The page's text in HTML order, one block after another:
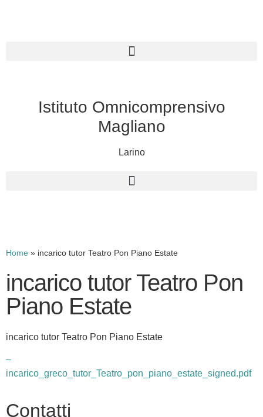
Istituto Omnicomprensivo
Magliano
Larino
Home » incarico tutor Teatro Pon Piano Estate
incarico tutor Teatro Pon
Piano Estate
incarico tutor Teatro Pon Piano Estate
–
incarico_greco_tutor_Teatro_pon_piano_estate_signed.pdf
Contatti